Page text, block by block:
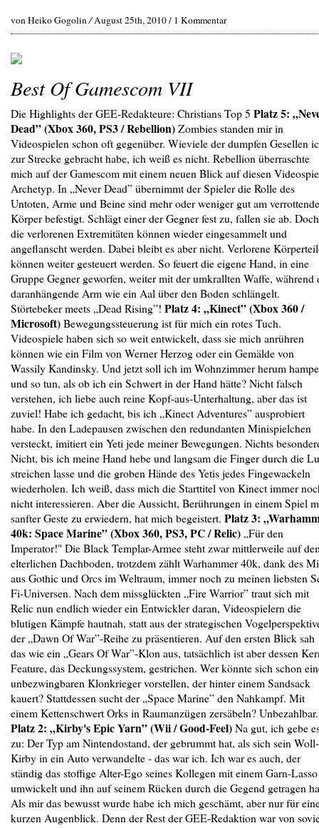
von Heiko Gogolin/August 25th, 2010 / 1 Kommentar
Best Of Gamescom VII
Die Highlights der GEE-Redakteure: Christians Top 5 Platz 5:
Dead” (Xbox 360, PS3 / Rebellion)Zombies standen mir in
Videospielen schon oft gegenüber. Wieviele der dumpfen Gesellen
zur Strecke gebracht habe, ich weiß es nicht. Rebellion überraschte
mich auf der Gamescom mit einem neuen Blick auf diesen
Archetyp. In „Never Dead” übernimmt der Spieler die Rolle des
Untoten, Arme und Beine sind mehr oder weniger gut am
Körper befestigt. Schlägt einer der Gegner fest zu, fallen sie ab. Doch
die verlorenen Extremitäten können wieder eingesammelt und
angeflanscht werden. Dabei bleibt es aber nicht. Verlorene
können weiter gesteuert werden. So feuert die eigene Hand, in eine
Gruppe Gegner geworfen, weiter mit der umkrallten Waffe, während
daranhängende Arm wie ein Aal über den Boden schlängelt.
Störtebeker meets „Dead Rising”! Platz 4: „Kinect” (Xbox 360 /
Microsoft)Bewegungssteuerung ist für mich ein rotes Tuch.
Videospiele haben sich so weit entwickelt, dass sie mich anrühren
können wie ein Film von Werner Herzog oder ein Gemälde von
Wassily Kandinsky. Und jetzt soll ich im Wohnzimmer herum
und so tun, als ob ich ein Schwert in der Hand hätte? Nicht falsch
verstehen, ich liebe auch reine Kopf-aus-Unterhaltung, aber das ist
zuviel! Habe ich gedacht, bis ich „Kinect Adventures” ausprobiert
habe. In den Ladepausen zwischen den redundanten Minispielchen
versteckt, imitiert ein Yeti jede meiner Bewegungen. Nichts
Nicht, bis ich meine Hand hebe und langsam die Finger durch die
streichen lasse und die groben Hände des Yetis jedes Fingewackeln
wiederholen. Ich weiß, dass mich die Starttitel von Kinect immer
nicht interessieren. Aber die Aussicht, Berührungen in einem Spiel
sanfter Geste zu erwiedern, hat mich begeistert. Platz 3:
40k: Space Marine” (Xbox 360, PS3, PC / Relic) „Für den
Imperator!" Die Black Templar-Armee steht zwar mittlerweile auf
elterlichen Dachboden, trotzdem zählt Warhammer 40k, dank des
aus Gothic und Orcs im Weltraum, immer noch zu meinen liebsten
Fi-Universen. Nach dem missglückten „Fire Warrior” traut sich mit
Relic nun endlich wieder ein Entwickler daran, Videospielern die
blutigen Kämpfe hautnah, statt aus der strategischen
der „Dawn Of War”-Reihe zu präsentieren. Auf den ersten Blick sah
das wie ein „Gears Of War”-Klon aus, tatsächlich ist aber dessen
Feature, das Deckungssystem, gestrichen. Wer könnte sich schon
unbezwingbaren Klonkrieger vorstellen, der hinter einem Sandsack
kauert? Stattdessen sucht der „Space Marine” den Nahkampf. Mit
einem Kettenschwert Orks in Raumanzügen zersäbeln? Unbezahlbar.
Platz 2: „Kirby's Epic Yarn” (Wii / Good-Feel)Na gut, ich gebe
zu: Der Typ am Nintendostand, der gebrummt hat, als sich sein Woll-
Kirby in ein Auto verwandelte - das war ich. Ich war es auch, der
ständig das stoffige Alter-Ego seines Kollegen mit einem Garn-Lasso
umwickelt und ihn auf seinem Rücken durch die Gegend getragen
Als mir das bewusst wurde habe ich mich geschämt, aber nur für
kurzen Augenblick. Denn der Rest der GEE-Redaktion war von